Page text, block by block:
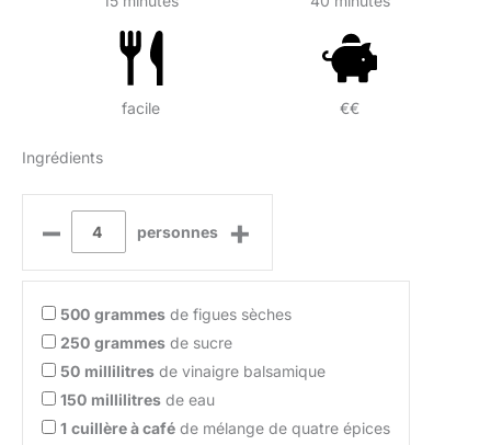
facile €€
Ingrédients
– personnes +
500 grammes de figues sèches
250 grammes de sucre
50 millilitres de vinaigre balsamique
150 millilitres de eau
1 cuillère à café de mélange de quatre épices